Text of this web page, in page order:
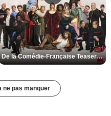
De la Comédie-Française Teaser VF
ne pas manquer